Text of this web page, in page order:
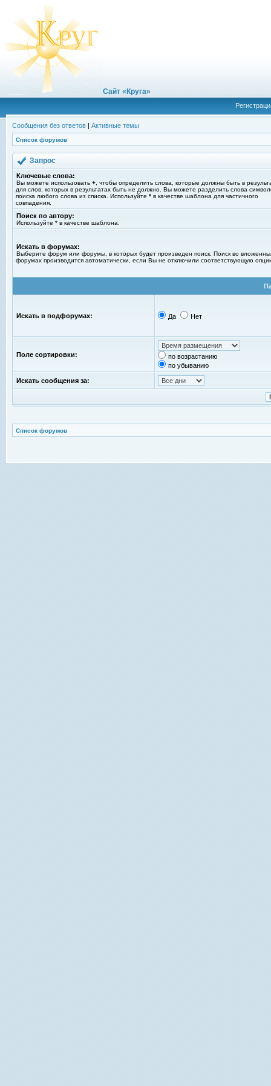
Сайт «Круга»
Сообщения без ответов | Активные темы
Список форумов
Запрос
Ключевые слова:
Вы можете использовать + , чтобы определить слова, которые должны быть в
для слов, которых в результатах быть не должно. Вы можете разделить слова
поиска любого слова из списка. Используйте * в качестве шаблона для частичного
совпадения.
Поиск по автору:
Используйте * в качестве шаблона.
Искать в форумах:
Выберите форум или форумы, в которых будет произведен поиск. Поиск во
форумах производится автоматически, если Вы не отключили соответствующую
Искать в подфорумах: Да Нет
Поле сортировки:
по возрастанию
по убыванию
Искать сообщения за:
Список форумов